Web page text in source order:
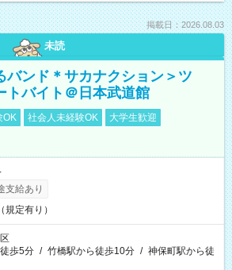
掲載日：2026.08.03
未読
バンド＊サカナクション＞ツ
トバイト＠日本武道館
OK 社会人未経験OK
大学生歓迎
支給あり
規定有り）
歩5分 / 竹橋駅から徒歩10分 / 神保町駅から徒